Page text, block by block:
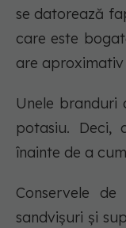
se datorează
care este
are
Unele branduri
potasiu. Deci,
înainte de a
Conservele
sandvișuri și